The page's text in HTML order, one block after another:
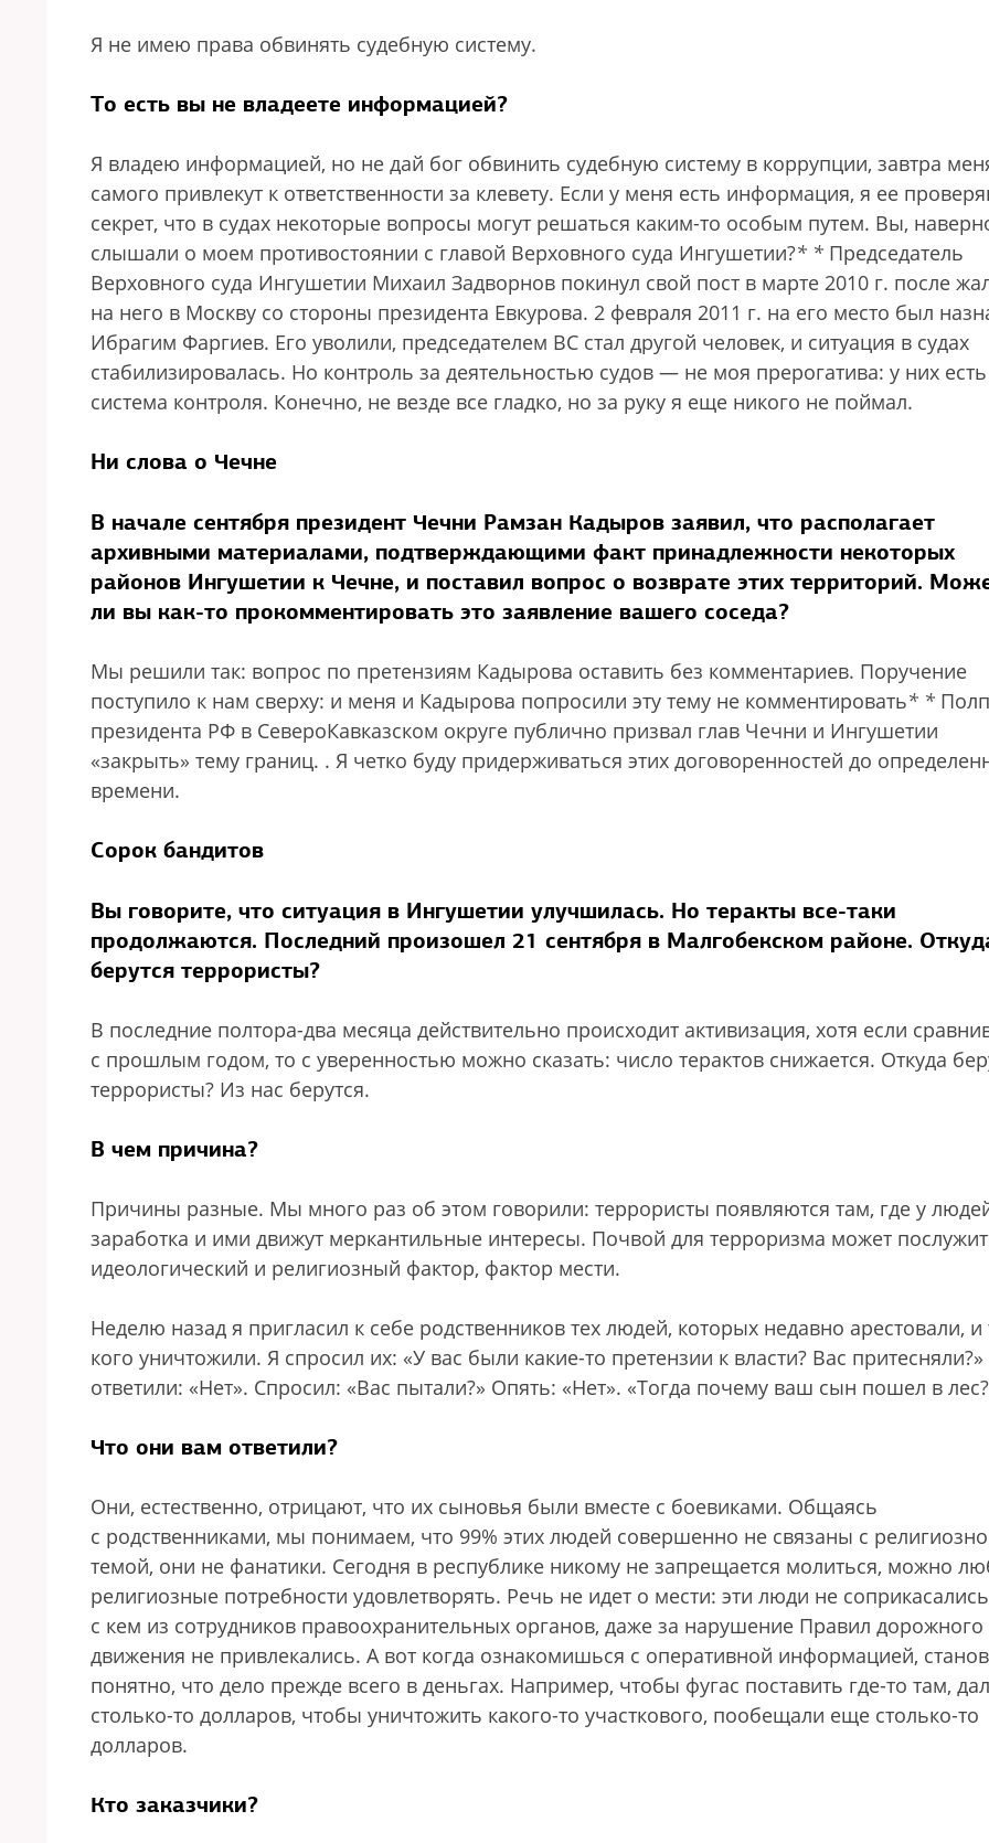
Я не имею права обвинять судебную систему.
То есть вы не владеете информацией?
Я владею информацией, но не дай бог обвинить судебную систему в коррупции, завтра
самого привлекут к ответственности за клевету. Если у меня есть информация, я ее
секрет, что в судах некоторые вопросы могут решаться каким-то особым путем. Вы,
слышали о моем противостоянии с главой Верховного суда Ингушетии?* * Председатель
Верховного суда Ингушетии Михаил Задворнов покинул свой пост в марте 2010 г. после
на него в Москву со стороны президента Евкурова. 2 февраля 2011 г. на его место был
Ибрагим Фаргиев. Его уволили, председателем ВС стал другой человек, и ситуация в судах
стабилизировалась. Но контроль за деятельностью судов — не моя прерогатива: у них
система контроля. Конечно, не везде все гладко, но за руку я еще никого не поймал.
Ни слова о Чечне
В начале сентября президент Чечни Рамзан Кадыров заявил, что располагает
архивными материалами, подтверждающими факт принадлежности некоторых
районов Ингушетии к Чечне, и поставил вопрос о возврате этих территорий.
ли вы как-то прокомментировать это заявление вашего соседа?
Мы решили так: вопрос по претензиям Кадырова оставить без комментариев. Поручение
поступило к нам сверху: и меня и Кадырова попросили эту тему не комментировать* *
президента РФ в СевероКавказском округе публично призвал глав Чечни и Ингушетии
«закрыть» тему границ. . Я четко буду придерживаться этих договоренностей до
времени.
Сорок бандитов
Вы говорите, что ситуация в Ингушетии улучшилась. Но теракты все-таки
продолжаются. Последний произошел 21 сентября в Малгобекском районе.
берутся террористы?
В последние полтора-два месяца действительно происходит активизация, хотя если
с прошлым годом, то с уверенностью можно сказать: число терактов снижается. Откуда
террористы? Из нас берутся.
В чем причина?
Причины разные. Мы много раз об этом говорили: террористы появляются там, где у
заработка и ими движут меркантильные интересы. Почвой для терроризма может
идеологический и религиозный фактор, фактор мести.
Неделю назад я пригласил к себе родственников тех людей, которых недавно арестовали, и
кого уничтожили. Я спросил их: «У вас были какие-то претензии к власти? Вас
ответили: «Нет». Спросил: «Вас пытали?» Опять: «Нет». «Тогда почему ваш сын пошел в
Что они вам ответили?
Они, естественно, отрицают, что их сыновья были вместе с боевиками. Общаясь
с родственниками, мы понимаем, что 99% этих людей совершенно не связаны с
темой, они не фанатики. Сегодня в республике никому не запрещается молиться, можно
религиозные потребности удовлетворять. Речь не идет о мести: эти люди не
с кем из сотрудников правоохранительных органов, даже за нарушение Правил дорожного
движения не привлекались. А вот когда ознакомишься с оперативной информацией,
понятно, что дело прежде всего в деньгах. Например, чтобы фугас поставить где-то там,
столько-то долларов, чтобы уничтожить какого-то участкового, пообещали еще столько-то
долларов.
Кто заказчики?